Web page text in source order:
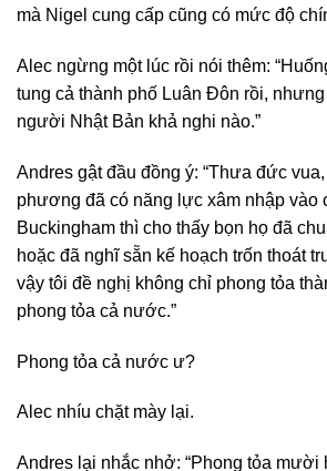
mà Nigel cung cấp cũng có mức độ
Alec ngừng một lúc rồi nói thêm:
tung cả thành phố Luân Đôn rồi,
người Nhật Bản khả nghi nào.”
Andres gật đầu đồng ý: “Thưa đức
phương đã có năng lực xâm nhập vào
Buckingham thì cho thấy bọn họ đã
hoặc đã nghĩ sẵn kế hoạch trốn thoát
vậy tôi đề nghị không chỉ phong tỏa
phong tỏa cả nước.”
Phong tỏa cả nước ư?
Alec nhíu chặt mày lại.
Andres lại nhắc nhở: “Phong tỏa mười